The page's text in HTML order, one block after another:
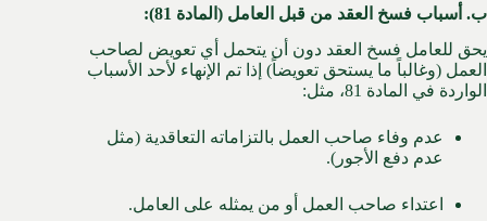
ب. أسباب فسخ العقد من قبل العامل (المادة 81):
يحق للعامل فسخ العقد دون أن يتحمل أي تعويض لصاحب
العمل (وغالباً ما يستحق تعويضاً) إذا تم الإنهاء لأحد الأسباب
الواردة في المادة 81، مثل:
عدم وفاء صاحب العمل بالتزاماته التعاقدية (مثل
عدم دفع الأجور).
اعتداء صاحب العمل أو من يمثله على العامل.